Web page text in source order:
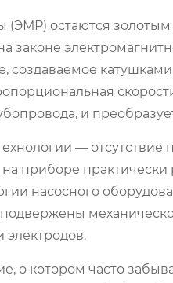
(ЭМР) остаются
законе
создаваемое
и
—
приборе
насосного
электродов.
о котором часто